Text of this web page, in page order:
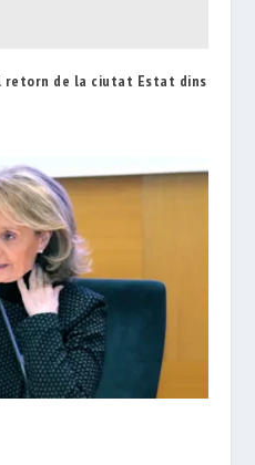
retorn de la ciutat Estat dins